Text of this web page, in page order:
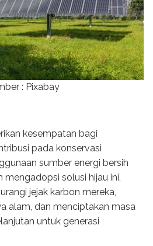
: Pixabay
kesempatan bagi
pada konservasi
sumber energi bersih
mengadopsi solusi hijau ini,
jejak karbon mereka,
alam, dan menciptakan masa
untuk generasi